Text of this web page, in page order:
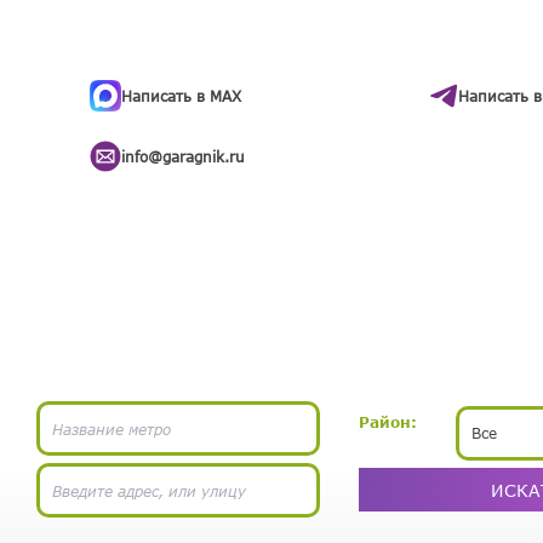
Написать в MAX Написать
info@garagnik.ru
Район:
Все